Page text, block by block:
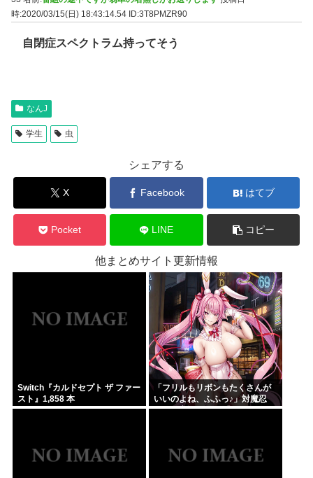
時:2020/03/15(日) 18:43:14.54 ID:3T8PMZR90
自閉症スペクトラム持ってそう
なんJ
学生 虫
シェアする
X Facebook はてブ
Pocket LINE コピー
他まとめサイト更新情報
Switch『カルドセプト ザ ファー
スト』1,858 本
「フリルもリボンもたくさんが
いいのよね、ふふっ♪」対魔忍
RPG・新イベント『バニーとヨ